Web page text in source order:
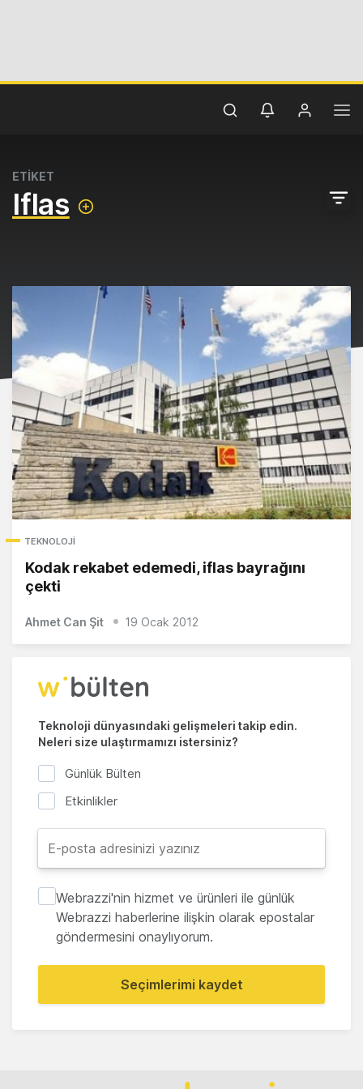
ETİKET
Iflas
TEKNOLOJI
Kodak rekabet edemedi, iflas bayrağını
çekti
Ahmet Can Şit 19 Ocak 2012
Teknoloji dünyasındaki gelişmeleri takip edin.
Neleri size ulaştırmamızı istersiniz?
Günlük Bülten
Etkinlikler
Webrazzi'nin hizmet ve ürünleri ile günlük
Webrazzi haberlerine ilişkin olarak epostalar
göndermesini onaylıyorum.
Seçimlerimi kaydet